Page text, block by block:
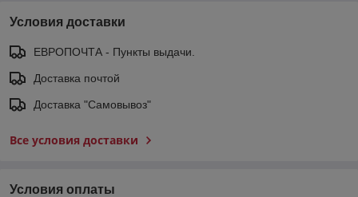
Условия доставки
ЕВРОПОЧТА - Пункты выдачи.
Доставка почтой
Доставка "Самовывоз"
Все условия доставки
Условия оплаты